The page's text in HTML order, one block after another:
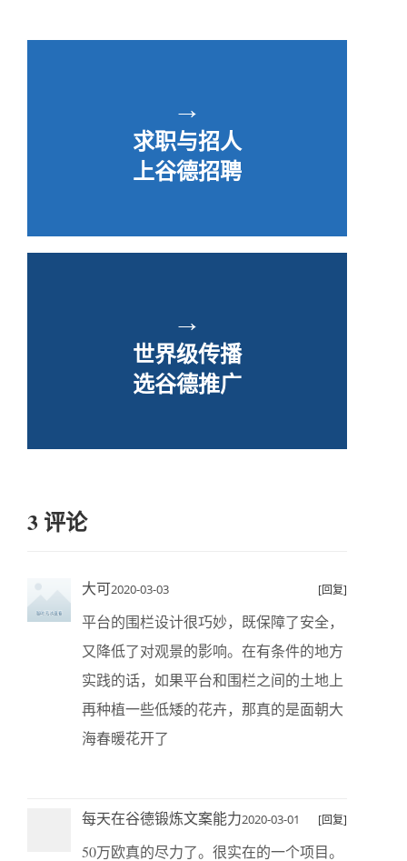
→
求职与招人
上谷德招聘
→
世界级传播
选谷德推广
3 评论
大可2020-03-03 [回复]
平台的围栏设计很巧妙，既保障了安全，
又降低了对观景的影响。在有条件的地方
实践的话，如果平台和围栏之间的土地上
再种植一些低矮的花卉，那真的是面朝大
海春暖花开了
每天在谷德锻炼文案能力2020-03-01 [回复]
50万欧真的尽力了。很实在的一个项目。